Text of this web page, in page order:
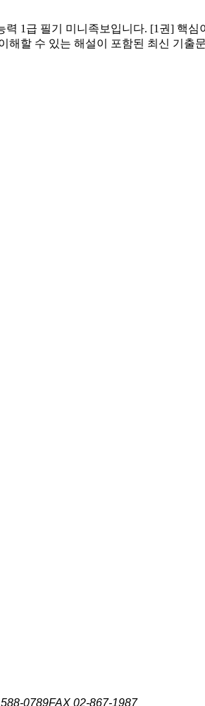
1급 필기 미니족보입니다. [1권] 핵
할 수 있는 해설이 포함된 최신 기출
0789FAX 02-867-1987